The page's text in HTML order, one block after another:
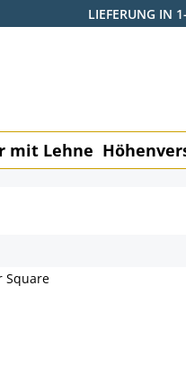
LIEFERUNG IN
mit Lehne